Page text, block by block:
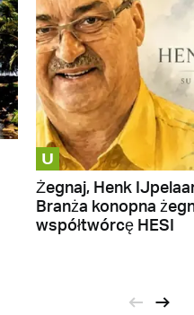
U
Żegnaj, Henk
Branża konopna
współtwórcę HESI